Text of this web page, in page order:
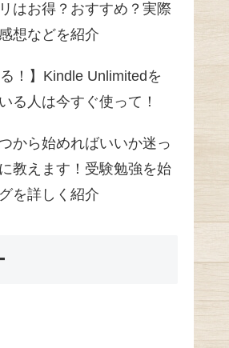
はお得？おすすめ？実際
想などを紹介
る！】Kindle Unlimitedを
る人は今すぐ使って！
から始めればいいか迷っ
教えます！受験勉強を始
を詳しく紹介